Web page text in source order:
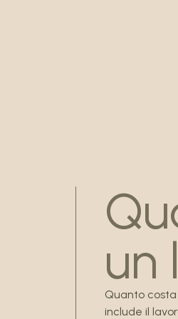
un
Quanto
include il